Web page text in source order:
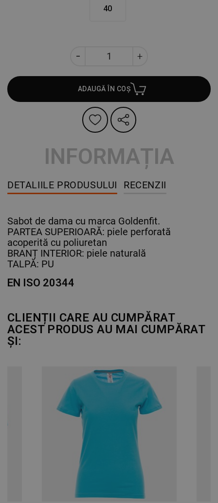
40
ADAUGĂ ÎN COȘ
INFORMAȚIA
DETALIILE PRODUSULUI RECENZII
Sabot de dama cu marca Goldenfit.
PARTEA SUPERIOARĂ: piele perforată
acoperită cu poliuretan
BRANȚ INTERIOR: piele naturală
TALPĂ: PU
EN ISO 20344
CLIENȚII CARE AU CUMPĂRAT
ACEST PRODUS AU MAI CUMPĂRAT
ȘI: